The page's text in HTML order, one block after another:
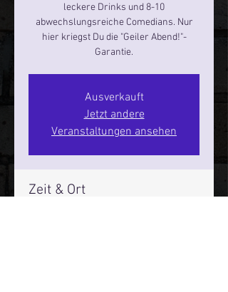
leckere Drinks und 8-10
abwechslungsreiche Comedians. Nur
hier kriegst Du die "Geiler Abend!"-
Garantie.
Ausverkauft
Jetzt andere
Veranstaltungen ansehen
Zeit & Ort